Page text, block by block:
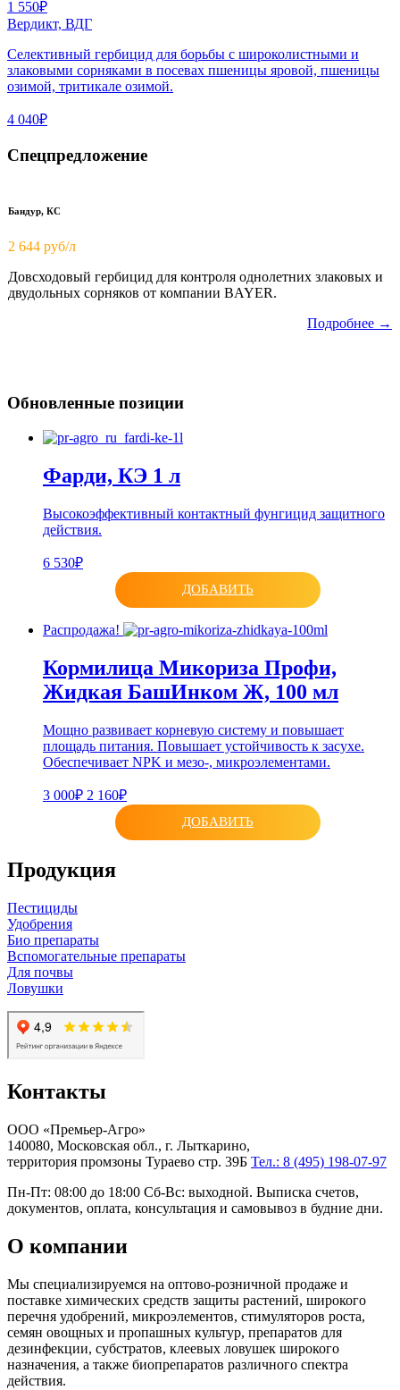
1 550₽
Вердикт, ВДГ
Селективный гербицид для борьбы с широколистными и
злаковыми сорняками в посевах пшеницы яровой, пшеницы
озимой, тритикале озимой.
4 040₽
Спецпредложение
Бандур, КС
2 644 руб/л
Довсходовый гербицид для контроля однолетних злаковых и
двудольных сорняков от компании BAYER.
Подробнее →
Обновленные позиции
Фарди, КЭ 1 л
Высокоэффективный контактный фунгицид защитного
действия.
6 530₽
ДОБАВИТЬ
Распродажа!
Кормилица Микориза Профи,
Жидкая БашИнком Ж, 100 мл
Мощно развивает корневую систему и повышает
площадь питания. Повышает устойчивость к засухе.
Обеспечивает NPK и мезо-, микроэлементами.
3 000₽ 2 160₽
ДОБАВИТЬ
Продукция
Пестициды
Удобрения
Био препараты
Вспомогательные препараты
Для почвы
Ловушки
Контакты
ООО «Премьер-Агро»
140080, Московская обл., г. Лыткарино,
территория промзоны Тураево стр. 39Б Тел.: 8 (495) 198-07-97
Пн-Пт: 08:00 до 18:00 Сб-Вс: выходной. Выписка счетов,
документов, оплата, консультация и самовывоз в будние дни.
О компании
Мы специализируемся на оптово-розничной продаже и
поставке химических средств защиты растений, широкого
перечня удобрений, микроэлементов, стимуляторов роста,
семян овощных и пропашных культур, препаратов для
дезинфекции, субстратов, клеевых ловушек широкого
назначения, а также биопрепаратов различного спектра
действия.